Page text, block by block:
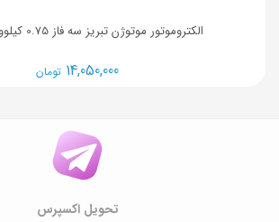
الکتروموتور موتوژن تبریز سه فاز 0.75 کیلووات 1 اسب
14,050,000 تومان
تحویل اکسپرس